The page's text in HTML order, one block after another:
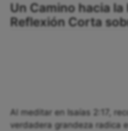
Un Camino hacia la
Reflexión Corta
Al meditar en Isaías 2:17,
verdadera grandeza radica